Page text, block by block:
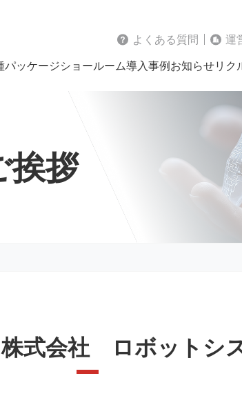
よくある質問
運
パッケージショールーム導入事例お知らせリク
挨拶
式会社 ロボットシ